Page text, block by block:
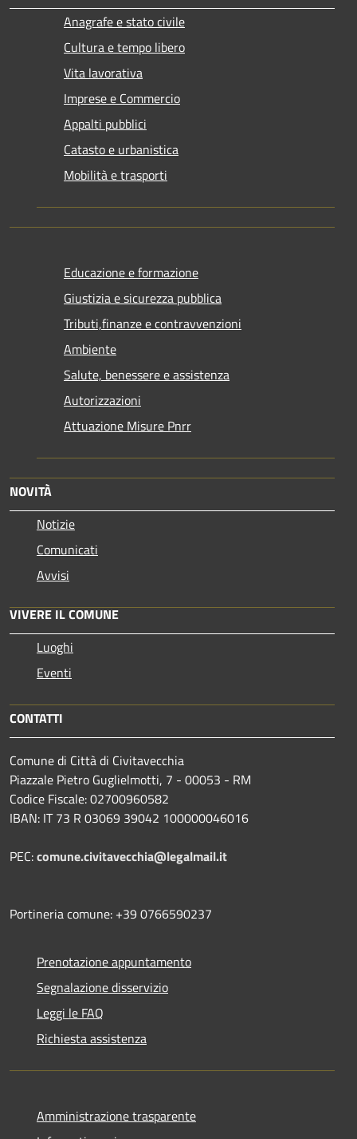
Anagrafe e stato civile
Cultura e tempo libero
Vita lavorativa
Imprese e Commercio
Appalti pubblici
Catasto e urbanistica
Mobilità e trasporti
Educazione e formazione
Giustizia e sicurezza pubblica
Tributi,finanze e contravvenzioni
Ambiente
Salute, benessere e assistenza
Autorizzazioni
Attuazione Misure Pnrr
NOVITÀ
Notizie
Comunicati
Avvisi
VIVERE IL COMUNE
Luoghi
Eventi
CONTATTI
Comune di Città di Civitavecchia
Piazzale Pietro Guglielmotti, 7 - 00053 - RM
Codice Fiscale: 02700960582
IBAN: IT 73 R 03069 39042 100000046016
PEC:comune.civitavecchia@legalmail.it
Portineria comune: +39 0766590237
Prenotazione appuntamento
Segnalazione disservizio
Leggi le FAQ
Richiesta assistenza
Amministrazione trasparente